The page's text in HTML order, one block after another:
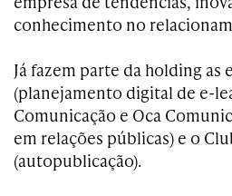
conhecimento no
Já fazem parte da holding as
(planejamento digital de e-
Comunicação e Oca
em relações públicas) e o
(autopublicação).